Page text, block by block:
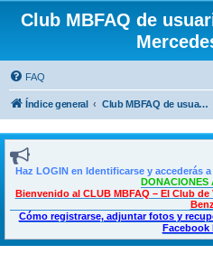
Club MBFAQ de
FAQ
Índice general Club MBFAQ de usuarios y entusiastas de Mercedes Benz
Haz LOGIN en Identificarse y accederás
DONACIONES
Bienvenido al CLUB MBFAQ – El Club
Benz
Cómo registrarse, adjuntar fotos y
Facebook